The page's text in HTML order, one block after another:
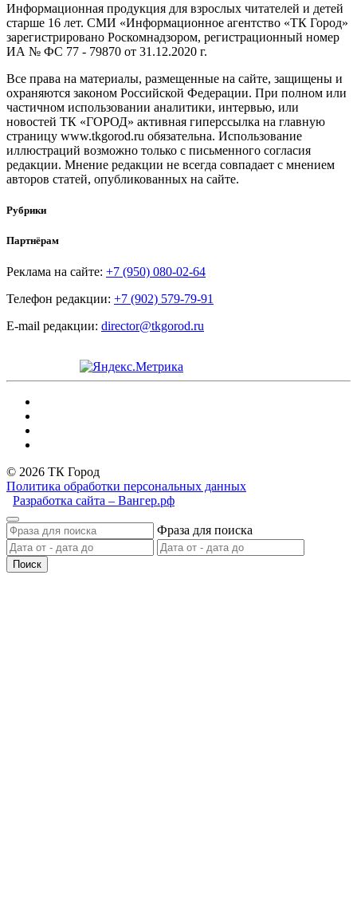
Информационная продукция для взрослых читателей и детей
старше 16 лет. СМИ «Информационное агентство «ТК Город»
зарегистрировано Роскомнадзором, регистрационный номер
ИА № ФС 77 - 79870 от 31.12.2020 г.
Все права на материалы, размещенные на сайте, защищены и
охраняются законом Российской Федерации. При полном или
частичном использовании аналитики, интервью, или
новостей ТК «ГОРОД» активная гиперссылка на главную
страницу www.tkgorod.ru обязательна. Использование
иллюстраций возможно только с письменного согласия
редакции. Мнение редакции не всегда совпадает с мнением
авторов статей, опубликованных на сайте.
Рубрики
Партнёрам
Реклама на сайте: +7 (950) 080-02-64
Телефон редакции: +7 (902) 579-79-91
E-mail редакции: director@tkgorod.ru
© 2026 ТК Город
Политика обработки персональных данных
Разработка сайта – Вангер.рф
Фраза для поиска
Поиск